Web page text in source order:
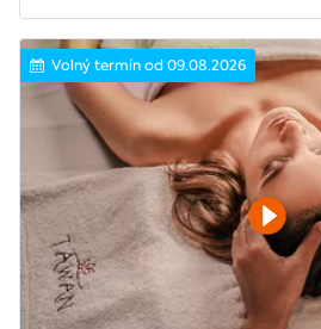
Volný termín od 09.08.2026